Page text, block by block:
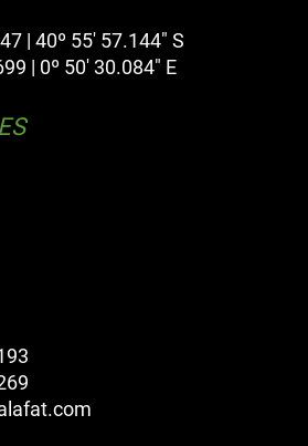
| 40º 55' 57.144" S
| 0º 50' 30.084" E